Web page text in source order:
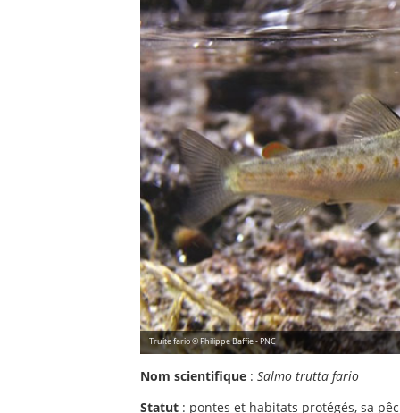
Truite fario © Philippe Baffie - PNC
Nom scientifique : Salmo trutta fario
Statut : pontes et habitats protégés, sa